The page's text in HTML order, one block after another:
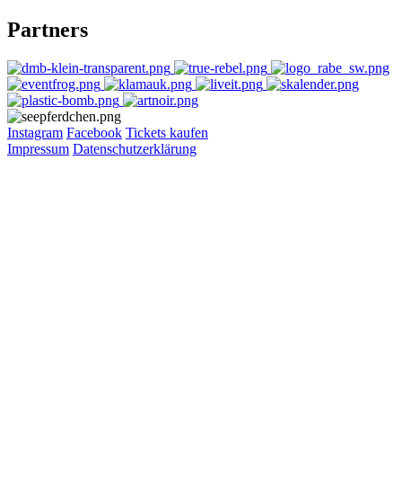
Partners
Instagram Facebook Tickets kaufen
Impressum Datenschutzerklärung